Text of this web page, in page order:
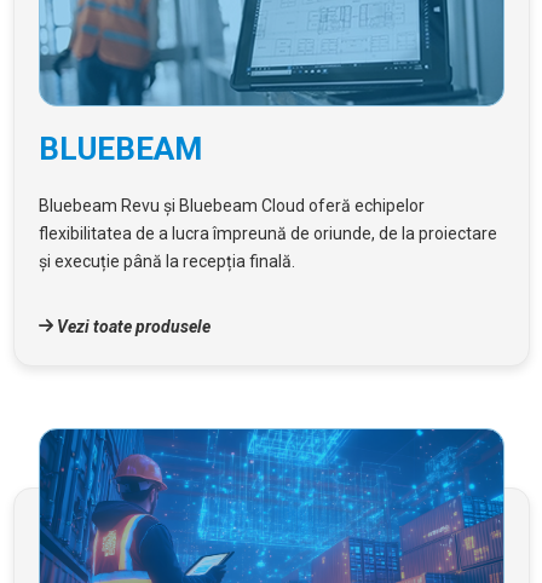
BLUEBEAM
Bluebeam Revu și Bluebeam Cloud oferă echipelor
flexibilitatea de a lucra împreună de oriunde, de la proiectare
și execuție până la recepția finală.
Vezi toate produsele